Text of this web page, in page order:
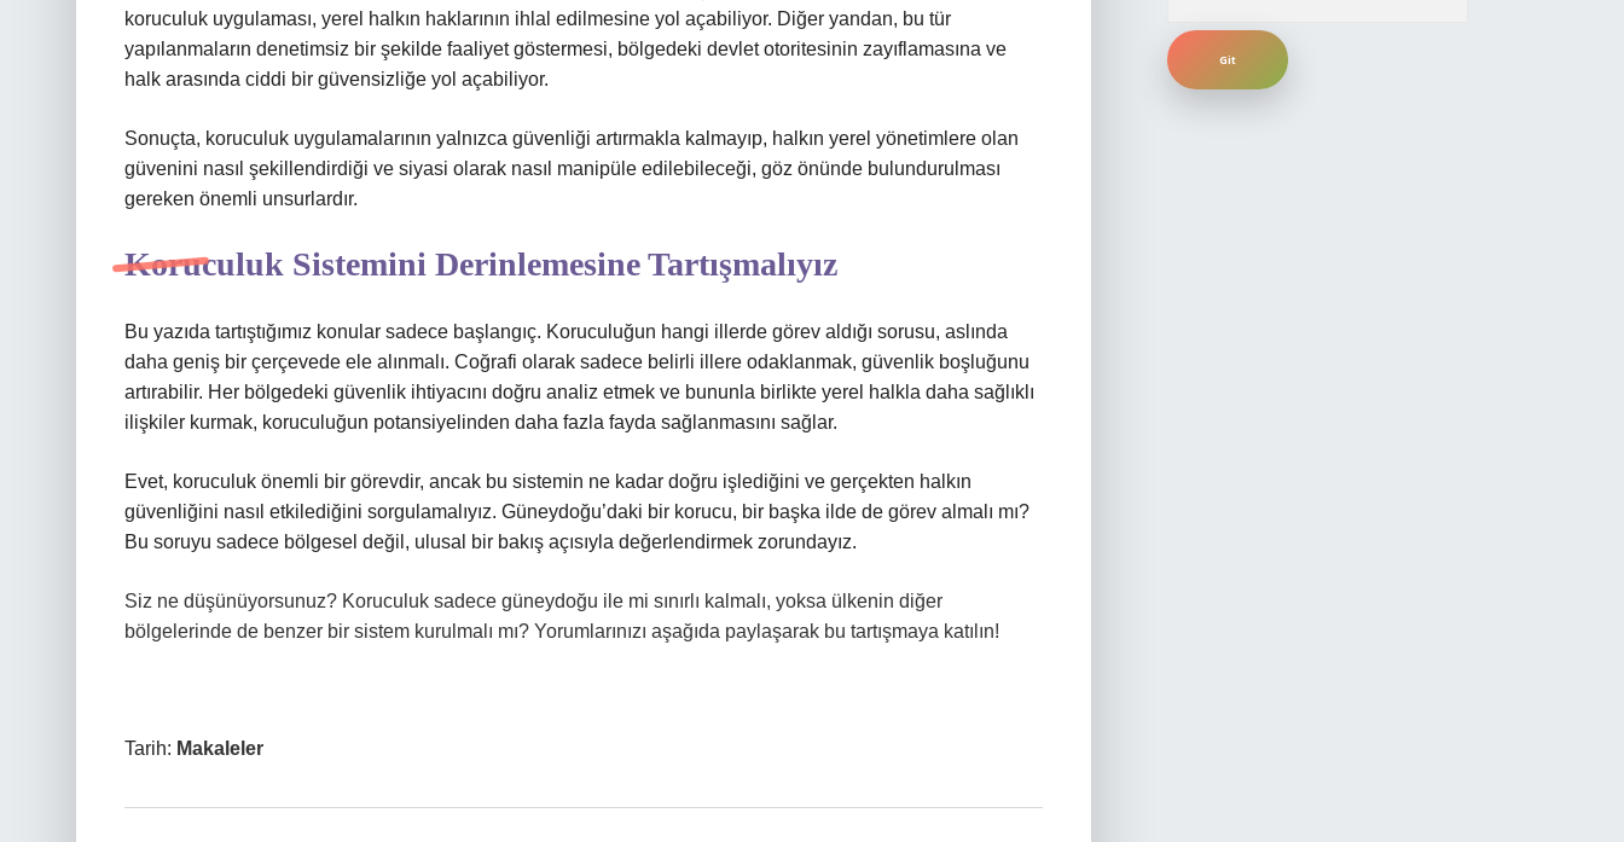
koruculuk uygulaması, yerel halkın haklarının ihlal edilmesine yol açabiliyor. Diğer yandan, bu tür
yapılanmaların denetimsiz bir şekilde faaliyet göstermesi, bölgedeki devlet otoritesinin zayıflamasına ve
halk arasında ciddi bir güvensizliğe yol açabiliyor.
Sonuçta, koruculuk uygulamalarının yalnızca güvenliği artırmakla kalmayıp, halkın yerel yönetimlere olan
güvenini nasıl şekillendirdiği ve siyasi olarak nasıl manipüle edilebileceği, göz önünde bulundurulması
gereken önemli unsurlardır.
Koruculuk Sistemini Derinlemesine Tartışmalıyız
Bu yazıda tartıştığımız konular sadece başlangıç. Koruculuğun hangi illerde görev aldığı sorusu, aslında
daha geniş bir çerçevede ele alınmalı. Coğrafi olarak sadece belirli illere odaklanmak, güvenlik boşluğunu
artırabilir. Her bölgedeki güvenlik ihtiyacını doğru analiz etmek ve bununla birlikte yerel halkla daha sağlıklı
ilişkiler kurmak, koruculuğun potansiyelinden daha fazla fayda sağlanmasını sağlar.
Evet, koruculuk önemli bir görevdir, ancak bu sistemin ne kadar doğru işlediğini ve gerçekten halkın
güvenliğini nasıl etkilediğini sorgulamalıyız. Güneydoğu’daki bir korucu, bir başka ilde de görev almalı mı?
Bu soruyu sadece bölgesel değil, ulusal bir bakış açısıyla değerlendirmek zorundayız.
Siz ne düşünüyorsunuz? Koruculuk sadece güneydoğu ile mi sınırlı kalmalı, yoksa ülkenin diğer
bölgelerinde de benzer bir sistem kurulmalı mı? Yorumlarınızı aşağıda paylaşarak bu tartışmaya katılın!
Tarih: Makaleler